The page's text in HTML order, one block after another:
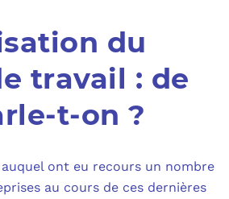
du
travail : de
t-on ?
auquel ont eu recours un nombre
au cours de ces dernières